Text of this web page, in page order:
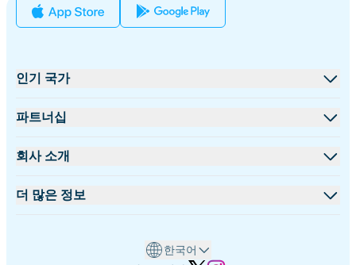
인기 국가
미국
프랑스
파트너십
도매 플랫폼
회사 소개
iRoamly 소개
더 많은 정보
한국어